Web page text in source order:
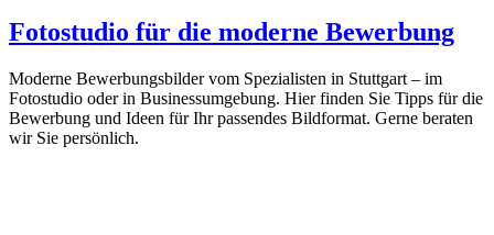
Fotostudio für die moderne Bewerbung
Moderne Bewerbungsbilder vom Spezialisten in Stuttgart – im
Fotostudio oder in Businessumgebung. Hier finden Sie Tipps für die
Bewerbung und Ideen für Ihr passendes Bildformat. Gerne beraten
wir Sie persönlich.